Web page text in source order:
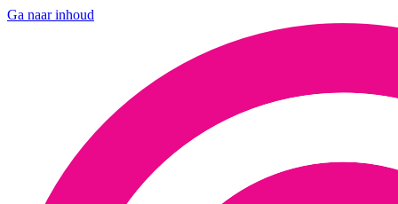
Ga naar inhoud